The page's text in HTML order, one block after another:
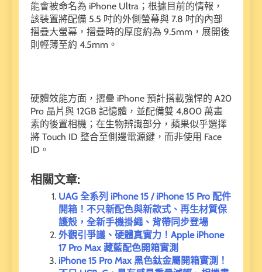
能會被命名為 iPhone Ultra；根據目前的情報，
該裝置將配備 5.5 吋的外側螢幕與 7.8 吋的內部
摺疊大螢幕，摺疊時的厚度約為 9.5mm，展開後
則輕薄至約 4.5mm。
硬體效能方面，摺疊 iPhone 預計搭載強悍的 A20
Pro 晶片與 12GB 記憶體，並配備雙 4,800 萬畫
素的後置相機；在生物辨識部分，蘋果似乎選擇
將 Touch ID 整合至側邊電源鍵，而非使用 Face
ID。
相關文章:
UAG 全系列 iPhone 15 / iPhone 15 Pro 配件
開箱！不只新配色與新款式、再生材質保
護殼，全新手機掛繩、背帶同步登場
外觀引爭議、硬體真實力！Apple iPhone
17 Pro Max 藏藍配色開箱實測
iPhone 15 Pro Max 黑色鈦金屬開箱實測！